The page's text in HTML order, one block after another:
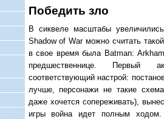
Победить зло
В сиквеле масштабы
Shadow of War можно считать
в свое время была Batman:
предшественнице. Первый
соответствующий настрой:
лучше, персонажи не такие
даже хочется сопереживать),
игры война идет полным